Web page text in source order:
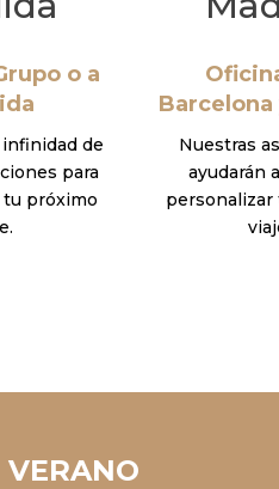
o a
de
para
próximo
Barcelona
Nuestras
ayudarán